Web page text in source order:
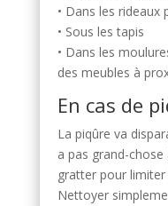
• Dans les rideaux
• Sous les tapis
• Dans les
des meubles à
En cas de
La piqûre va
a pas grand-
gratter pour
Nettoyer